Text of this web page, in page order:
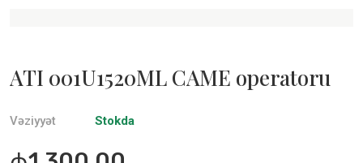
ATI 001U1520ML CAME operatoru
Vəziyyət Stokda